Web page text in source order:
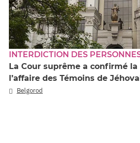
INTERDICTION DES
La Cour suprême a confirmé
l’affaire des Témoins de
Belgorod